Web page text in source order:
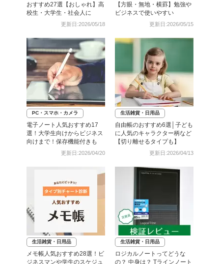
おすすめ27選【おしゃれ】高
校生・大学生・社会人に
更新日:2026/05/18
【方眼・無地・横罫】勉強や
ビジネスで使いやすい
更新日:2026/05/15
PC・スマホ・カメラ
電子ノート人気おすすめ17
選！大学生向けからビジネス
向けまで！保存機能付きも
更新日:2026/04/20
生活雑貨・日用品
自由帳のおすすめ6選│子ども
に人気のキャラクター柄など
【切り離せるタイプも】
更新日:2026/04/13
生活雑貨・日用品
メモ帳人気おすすめ28選！ビ
ジネスマンや学生のスケジュ
生活雑貨・日用品
ロジカルノートってどうな
の？ 中身は？ Tラインノート